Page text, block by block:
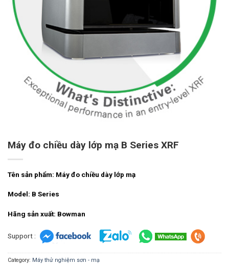
Máy đo chiều dày lớp mạ B Series XRF
Tên sản phẩm: Máy đo chiều dày lớp mạ
Model: B Series
Hãng sản xuất: Bowman
Support :
Category: Máy thử nghiệm sơn - mạ